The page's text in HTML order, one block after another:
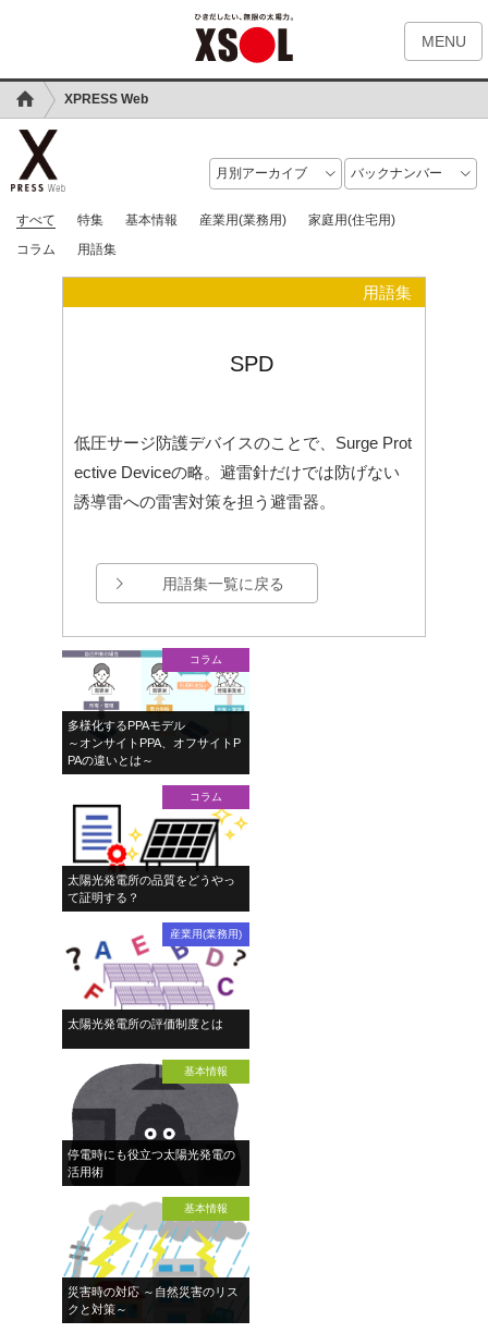
MENU
XPRESS Web
すべて 特集 基本情報 産業用(業務用)
家庭用(住宅用)
コラム
用語集
用語集
SPD
低圧サージ防護デバイスのことで、Surge Prot
ective Deviceの略。避雷針だけでは防げない
誘導雷への雷害対策を担う避雷器。
用語集一覧に戻る
コラム
多様化するPPAモデル
～オンサイトPPA、オフサイトP
PAの違いとは～
コラム
太陽光発電所の品質をどうやっ
て証明する？
産業用(業務用)
太陽光発電所の評価制度とは
基本情報
停電時にも役立つ太陽光発電の
活用術
基本情報
災害時の対応 ～自然災害のリス
クと対策～